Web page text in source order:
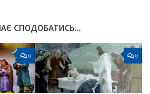
СПОДОБАТИСЬ...
0 0